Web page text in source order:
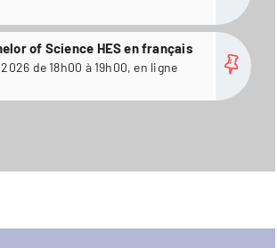
of Science HES en français
10.11.2026 de 18h00 à 19h00, en ligne